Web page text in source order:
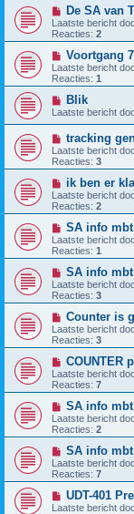
De SA van
Laatste bericht
Reacties: 2
Voortgang 7
Laatste bericht
Reacties: 1
Blik
Laatste bericht
tracking
Laatste bericht
Reacties: 3
ik ben er
Laatste bericht
Reacties: 2
SA info
Laatste bericht
Reacties: 1
SA info
Laatste bericht
Reacties: 3
Counter is
Laatste bericht
Reacties: 3
COUNTER
Laatste bericht
Reacties: 7
SA info
Laatste bericht
Reacties: 2
SA info
Laatste bericht
Reacties: 7
UDT-401
Laatste bericht